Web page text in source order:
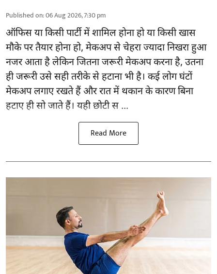
Published on:06 Aug 2026, 7:30 pm
ऑफिस या किसी पार्टी में शामिल होना हो या किसी खास
मौके पर तैयार होना हो, मेकअप सेचेहरा ज्यादा निखराहुआ
नजर आता है लेकिन जितना जरूरी मेकअप करना है, उतना
ही जरूरी उसे सही तरीके से हटाना भी है। कई लोग घंटों
मेकअप लगाए रखते हैं और रात में थकान के कारण बिना
हटाए ही सो जाते हैं। यही छोटी स ...
Read More